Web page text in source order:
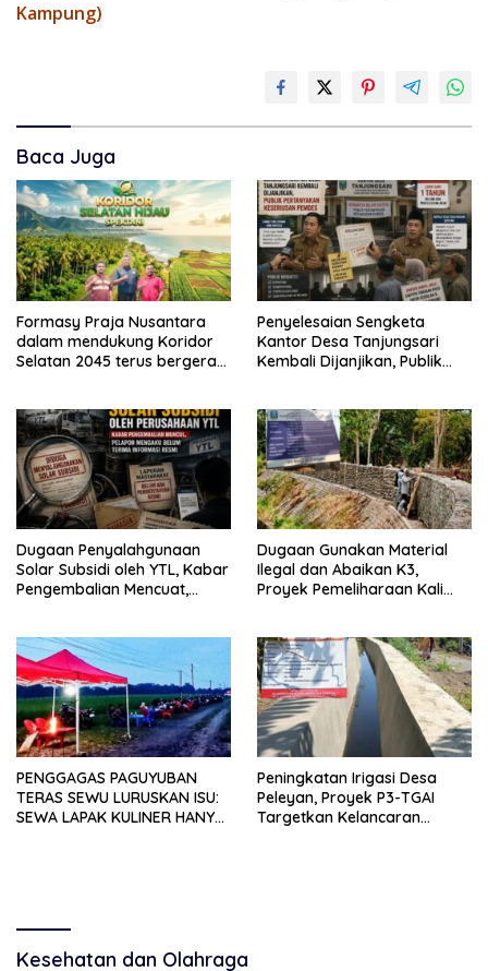
Kampung)
Baca Juga
Formasy Praja Nusantara
dalam mendukung Koridor
Selatan 2045 terus bergerak
dengan SPEKTANI
Penyelesaian Sengketa
Kantor Desa Tanjungsari
Kembali Dijanjikan, Publik
Dugaan Penyalahgunaan
Solar Subsidi oleh YTL, Kabar
Pengembalian Mencuat,
Dugaan Gunakan Material
Ilegal dan Abaikan K3,
Proyek Pemeliharaan Kali
Warga
PENGGAGAS PAGUYUBAN
TERAS SEWU LURUSKAN ISU:
SEWA LAPAK KULINER HANYA
Peningkatan Irigasi Desa
Peleyan, Proyek P3-TGAI
Targetkan Kelancaran
Kesehatan dan Olahraga